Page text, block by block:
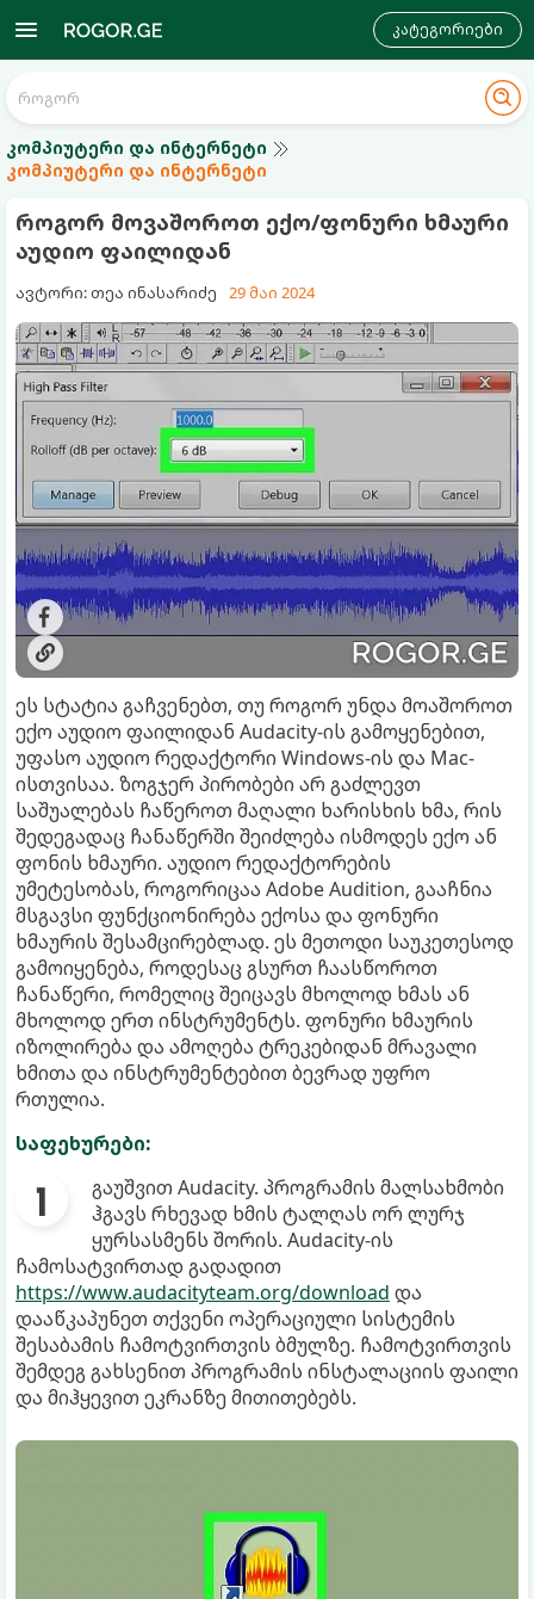
კატეგორიები
კომპიუტერი და ინტერნეტი
კომპიუტერი და ინტერნეტი
როგორ მოვაშოროთ ექო/ფონური ხმაური
აუდიო ფაილიდან
ავტორი: თეა ინასარიძე 29 მაი 2024
ეს სტატია გაჩვენებთ, თუ როგორ უნდა მოაშოროთ
ექო აუდიო ფაილიდან Audacity-ის გამოყენებით,
უფასო აუდიო რედაქტორი Windows-ის და Mac-
ისთვისაა. ზოგჯერ პირობები არ გაძლევთ
საშუალებას ჩაწეროთ მაღალი ხარისხის ხმა, რის
შედეგადაც ჩანაწერში შეიძლება ისმოდეს ექო ან
ფონის ხმაური. აუდიო რედაქტორების
უმეტესობას, როგორიცაა Adobe Audition, გააჩნია
მსგავსი ფუნქციონირება ექოსა და ფონური
ხმაურის შესამცირებლად. ეს მეთოდი საუკეთესოდ
გამოიყენება, როდესაც გსურთ ჩაასწოროთ
ჩანაწერი, რომელიც შეიცავს მხოლოდ ხმას ან
მხოლოდ ერთ ინსტრუმენტს. ფონური ხმაურის
იზოლირება და ამოღება ტრეკებიდან მრავალი
ხმითა და ინსტრუმენტებით ბევრად უფრო
რთულია.
საფეხურები:
გაუშვით Audacity. პროგრამის მალსახმობი
ჰგავს რხევად ხმის ტალღას ორ ლურჯ
ყურსასმენს შორის. Audacity-ის
ჩამოსატვირთად გადადით
https://www.audacityteam.org/download და
დააწკაპუნეთ თქვენი ოპერაციული სისტემის
შესაბამის ჩამოტვირთვის ბმულზე. ჩამოტვირთვის
შემდეგ გახსენით პროგრამის ინსტალაციის ფაილი
და მიჰყევით ეკრანზე მითითებებს.